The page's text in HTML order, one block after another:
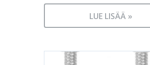
LUE LISÄÄ »